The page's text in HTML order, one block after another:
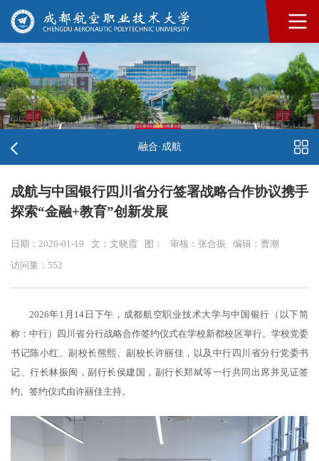
融合·成航
成航与中国银行四川省分行签署战略合作协议携手
探索“金融+教育”创新发展
日期：2026-01-19 文：文晓霞 图： 审核：张合振 编辑：曹潮
访问量： 552
2026年1月14日下午，成都航空职业技术大学与中国银行（以下简
称：中行）四川省分行战略合作签约仪式在学校新都校区举行。学校党委
书记陈小红、副校长熊熙、副校长许丽佳，以及中行四川省分行党委书
记、行长林振闽，副行长侯建国，副行长郑斌等一行共同出席并见证签
约。签约仪式由许丽佳主持。